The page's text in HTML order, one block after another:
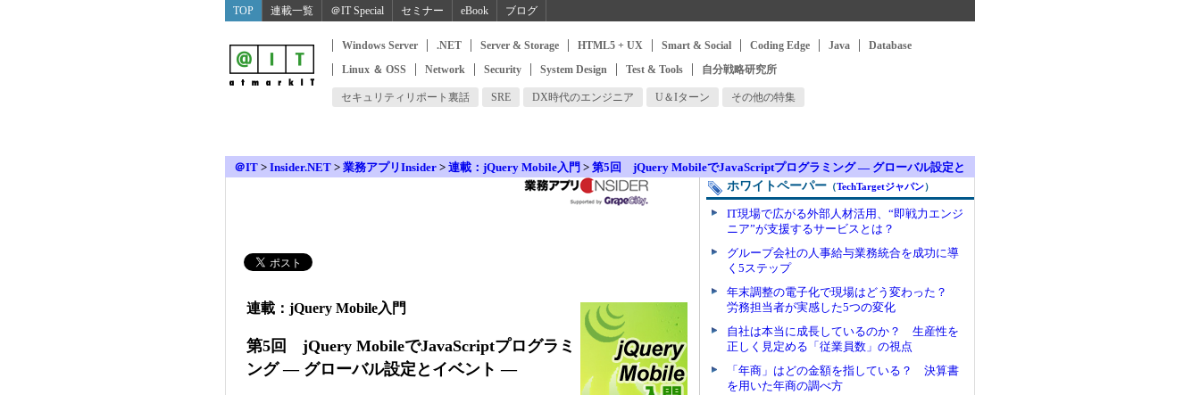
TOP 連載一覧 ＠IT Special セミナー eBook ブログ
Windows Server .NET Server & Storage HTML5 + UX Smart & Social Coding Edge Java
Database
Linux ＆ OSS
Network Security System Design Test & Tools 自分戦略研究所
セキュリティリポート裏話 SRE DX時代のエンジニア U＆Iターン その他の特集
＠IT > Insider.NET > 業務アプリInsider > 連載：jQuery Mobile入門 > 第5回 jQuery MobileでJavaScriptプログラミング ― グローバル設定と
連載：jQuery Mobile入門
第5回 jQuery MobileでJavaScriptプログラミ
ング ― グローバル設定とイベント ―
ホワイトペーパー （TechTargetジャパン）
IT現場で広がる外部人材活用、“即戦力エンジ
ニア”が支援するサービスとは？
グループ会社の人事給与業務統合を成功に導
く5ステップ
年末調整の電子化で現場はどう変わった？
労務担当者が実感した5つの変化
自社は本当に成長しているのか？ 生産性を
正しく見定める「従業員数」の視点
「年商」はどの金額を指している？ 決算書
を用いた年商の調べ方